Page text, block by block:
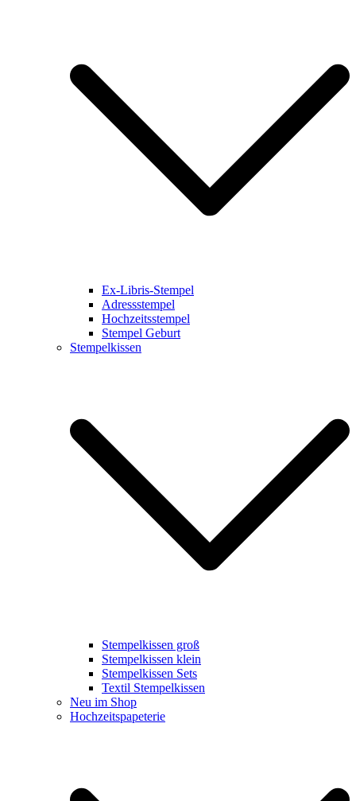
Ex-Libris-Stempel
Adressstempel
Hochzeitsstempel
Stempel Geburt
Stempelkissen
Stempelkissen groß
Stempelkissen klein
Stempelkissen Sets
Textil Stempelkissen
Neu im Shop
Hochzeitspapeterie